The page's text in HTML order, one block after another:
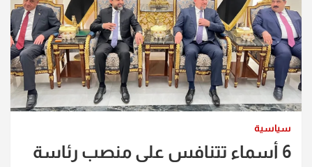
سياسية
6 أسماء تتنافس على منصب رئاسة